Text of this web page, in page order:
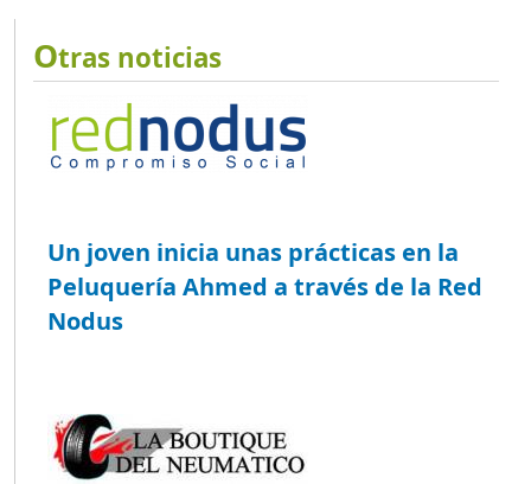
Otras noticias
Un joven inicia unas prácticas en la
Peluquería Ahmed a través de la Red
Nodus